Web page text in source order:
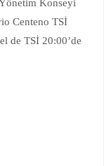
Konseyi
Centeno TSİ
de TSİ 20:00’de